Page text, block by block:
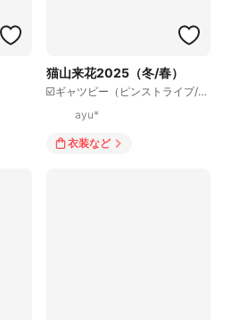
猫山来花2025（冬/春）
☑️ギャツビー（ピンストライプ/ブラック）
ayu*
衣装など